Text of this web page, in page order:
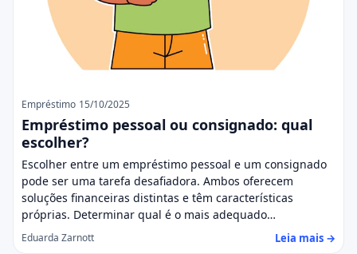
Empréstimo 15/10/2025
Empréstimo pessoal ou consignado: qual
escolher?
Escolher entre um empréstimo pessoal e um consignado
pode ser uma tarefa desafiadora. Ambos oferecem
soluções financeiras distintas e têm características
próprias. Determinar qual é o mais adequado…
Eduarda Zarnott Leia mais →